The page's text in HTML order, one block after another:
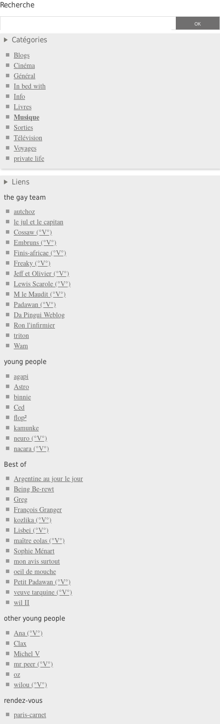
Recherche
Catégories
Blogs
Cinéma
Général
In bed with
Info
Livres
Musique
Sorties
Télévision
Voyages
private life
Liens
the gay team
autchoz
le jul et le capitan
Cossaw (°V°)
Embruns (°V°)
Finis-africae (°V°)
Freaky (°V°)
Jeff et Olivier (°V°)
Lewis Scarole (°V°)
M le Maudit (°V°)
Padawan (°V°)
Da Pingui Weblog
Ron l'infirmier
triton
Wam
young people
agapi
Astro
binnie
Ced
flop²
kamunke
neuro (°V°)
nacara (°V°)
Best of
Argentine au jour le jour
Being Be-rewt
Greg
François Granger
kozlika (°V°)
Lisbei (°V°)
maître eolas (°V°)
Sophie Ménart
mon avis surtout
oeil de mouche
Petit Padawan (°V°)
veuve tarquine (°V°)
wil II
other young people
Ana (°V°)
Clax
Michel V
mr peer (°V°)
oz
wilou (°V°)
rendez-vous
paris-carnet